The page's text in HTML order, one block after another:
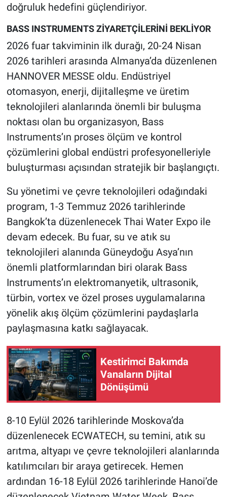
doğruluk hedefini güçlendiriyor.
BASS INSTRUMENTS ZİYARETÇİLERİNİ BEKLİYOR
2026 fuar takviminin ilk durağı, 20-24 Nisan
2026 tarihleri arasında Almanya’da düzenlenen
HANNOVER MESSE oldu. Endüstriyel
otomasyon, enerji, dijitalleşme ve üretim
teknolojileri alanlarında önemli bir buluşma
noktası olan bu organizasyon, Bass
Instruments’ın proses ölçüm ve kontrol
çözümlerini global endüstri profesyonelleriyle
buluşturması açısından stratejik bir başlangıçtı.
Su yönetimi ve çevre teknolojileri odağındaki
program, 1-3 Temmuz 2026 tarihlerinde
Bangkok’ta düzenlenecek Thai Water Expo ile
devam edecek. Bu fuar, su ve atık su
teknolojileri alanında Güneydoğu Asya’nın
önemli platformlarından biri olarak Bass
Instruments’ın elektromanyetik, ultrasonik,
türbin, vortex ve özel proses uygulamalarına
yönelik akış ölçüm çözümlerini paydaşlarla
paylaşmasına katkı sağlayacak.
Kestirimci Bakımda
Vanaların Dijital
Dönüşümü
8-10 Eylül 2026 tarihlerinde Moskova’da
düzenlenecek ECWATECH, su temini, atık su
arıtma, altyapı ve çevre teknolojileri alanlarında
katılımcıları bir araya getirecek. Hemen
ardından 16-18 Eylül 2026 tarihlerinde Hanoi’de